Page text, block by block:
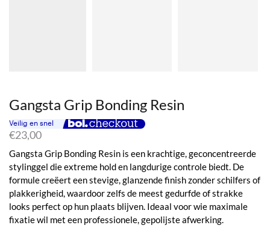
Gangsta Grip Bonding Resin
€23,00
Gangsta Grip Bonding Resin is een krachtige, geconcentreerde
stylinggel die extreme hold en langdurige controle biedt. De
formule creëert een stevige, glanzende finish zonder schilfers of
plakkerigheid, waardoor zelfs de meest gedurfde of strakke
looks perfect op hun plaats blijven. Ideaal voor wie maximale
fixatie wil met een professionele, gepolijste afwerking.